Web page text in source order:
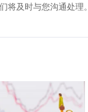
将及时与您沟通处理。